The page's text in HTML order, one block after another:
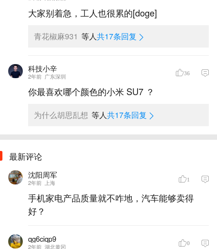
大家别着急，工人也很累的[doge]
青花椒麻931 等人共17条回复
科技小辛
2年前 广东深圳 36
你最喜欢哪个颜色的小米 SU7 ？
为什么胡思乱想 等人共17条回复
最新评论
沈阳周军
2年前 上海 1
手机家电产品质量就不咋地，汽车能够卖得
好？
qg6ciqp9
2年前 湖北黄冈 0